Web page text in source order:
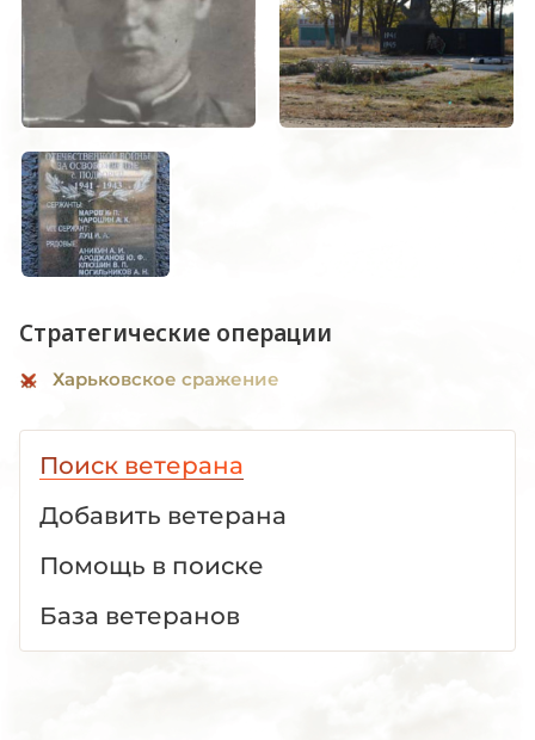
Стратегические операции
Харьковское сражение
Поиск ветерана
Добавить ветерана
Помощь в поиске
База ветеранов